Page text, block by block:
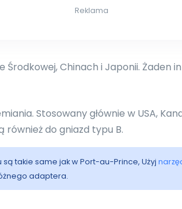
Reklama
Środkowej, Chinach i Japonii. Żaden
Stosowany głównie w USA,
również do gniazd typu B.
takie same jak w Port-au-Prince, Użyj
adaptera.